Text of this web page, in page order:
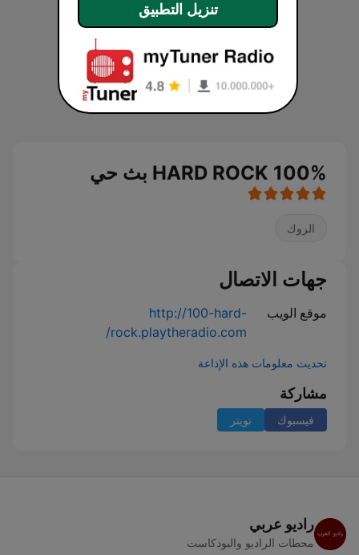
100% HARD ROCK بث حي
الروك
جهات الاتصال
موقع الويب
http://100-hard-
rock.playtheradio.com/
تحديث معلومات هذه الإذاعة
مشاركة
فيسبوك تويتر
راديو عربي
محطات الراديو والبودكاست
تنزيل التطبيق